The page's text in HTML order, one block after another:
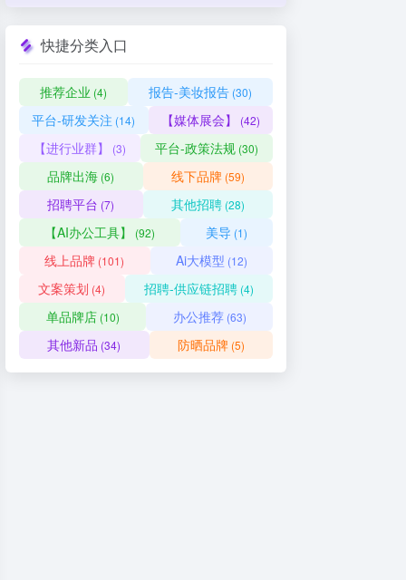
快捷分类入口
推荐企业 (4) 报告-美妆报告 (30)
平台-研发关注 (14) 【媒体展会】 (42)
【进行业群】 (3) 平台-政策法规 (30)
品牌出海 (6) 线下品牌(59)
招聘平台 (7) 其他招聘(28)
【AI办公工具】 (92) 美导 (1)
线上品牌 (101) Ai大模型 (12)
文案策划 (4) 招聘-供应链招聘(4)
单品牌店(10) 办公推荐(63)
其他新品 (34) 防晒品牌(5)